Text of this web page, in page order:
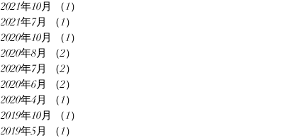
2021年10月
（1）
2021年7月
（1）
2020年10月
（1）
2020年8月
（2）
2020年7月
（2）
2020年6月
（2）
2020年4月
（1）
2019年10月
（1）
2019年5月
（1）